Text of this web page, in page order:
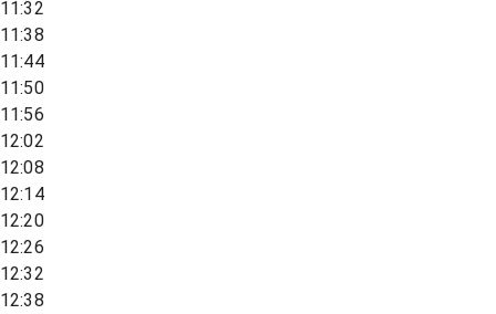
11:32
11:38
11:44
11:50
11:56
12:02
12:08
12:14
12:20
12:26
12:32
12:38